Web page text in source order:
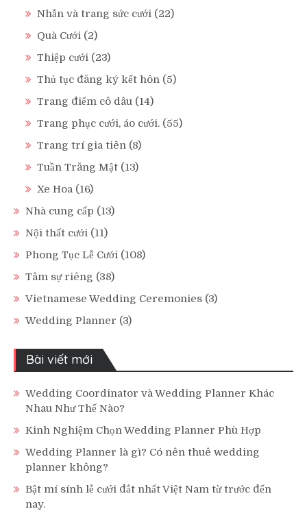
Nhẫn và trang sức cưới (22)
Quà Cưới (2)
Thiệp cưới (23)
Thủ tục đăng ký kết hôn (5)
Trang điểm cô dâu (14)
Trang phục cưới, áo cưới. (55)
Trang trí gia tiên (8)
Tuần Trăng Mật (13)
Xe Hoa (16)
Nhà cung cấp (13)
Nội thất cưới (11)
Phong Tục Lễ Cưới (108)
Tâm sự riêng (38)
Vietnamese Wedding Ceremonies (3)
Wedding Planner (3)
Bài viết mới
Wedding Coordinator và Wedding Planner Khác
Nhau Như Thế Nào?
Kinh Nghiệm Chọn Wedding Planner Phù Hợp
Wedding Planner là gì? Có nên thuê wedding
planner không?
Bật mí sính lễ cưới đắt nhất Việt Nam từ trước đến
nay.